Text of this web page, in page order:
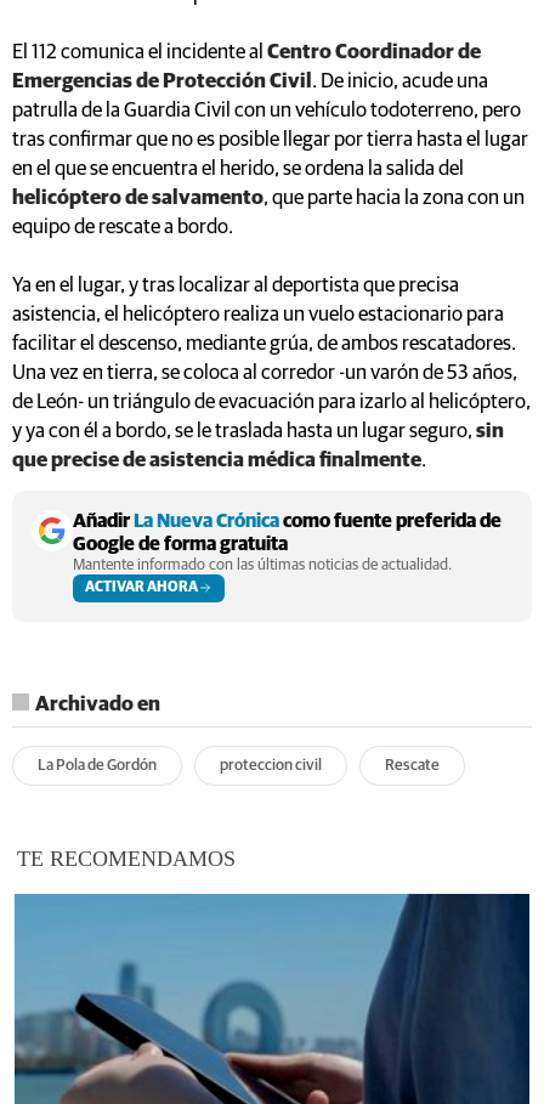
El 112 comunica el incidente al Centro Coordinador de
Emergencias de Protección Civil . De inicio, acude una
patrulla de la Guardia Civil con un vehículo todoterreno, pero
tras confirmar que no es posible llegar por tierra hasta el lugar
en el que se encuentra el herido, se ordena la salida del
helicóptero de salvamento, que parte hacia la zona con un
equipo de rescate a bordo.
Ya en el lugar, y tras localizar al deportista que precisa
asistencia, el helicóptero realiza un vuelo estacionario para
facilitar el descenso, mediante grúa, de ambos rescatadores.
Una vez en tierra, se coloca al corredor -un varón de 53 años,
de León- un triángulo de evacuación para izarlo al helicóptero,
y ya con él a bordo, se le traslada hasta un lugar seguro, sin
que precise de asistencia médica finalmente.
AñadirLa Nueva Crónicacomo fuente preferida de
Google de forma gratuita
Mantente informado con las últimas noticias de actualidad.
ACTIVAR AHORA
Archivado en
La Pola de Gordón proteccion civil Rescate
TE RECOMENDAMOS